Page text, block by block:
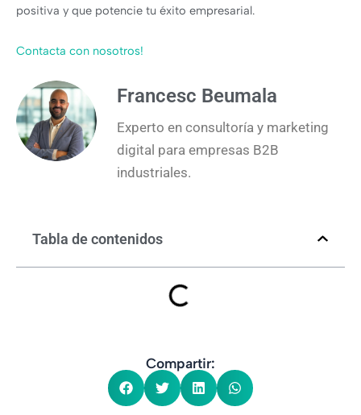
positiva y que potencie tu éxito empresarial.
Contacta con nosotros!
Francesc Beumala
Experto en consultoría y marketing
digital para empresas B2B
industriales.
Tabla de contenidos
Compartir: